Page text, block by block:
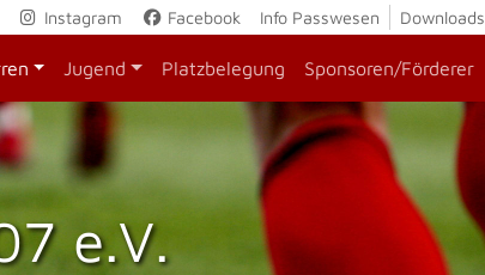
Instagram Facebook Info Passwesen Downloads
Jugend Platzbelegung Sponsoren/Förderer
e.V.